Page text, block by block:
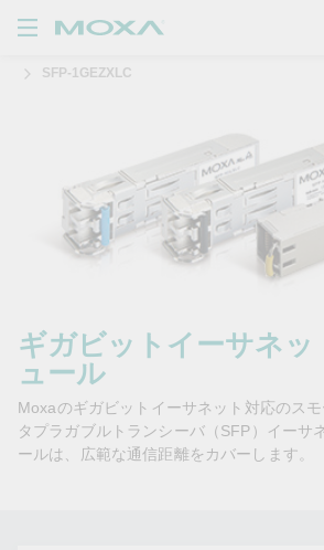
品
入方法
問い合わせ
ートナー・ゾーン
Moxa
SFP-1GEZXLC
ギガビットイーサネッ
ュール
Moxaのギガビットイーサネット対応のス
タプラガブルトランシーバ（SFP）イーサ
ールは、広範な通信距離をカバーします。